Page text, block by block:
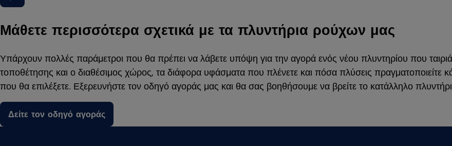
Μάθετε περισσότερα σχετικά με τα πλυντήρια ρούχων μας
Υπάρχουν πολλές παράμετροι που θα πρέπει να λάβετε υπόψη για την αγορά ενός νέου πλυντηρίου που
τοποθέτησης και ο διαθέσιμος χώρος, τα διάφορα υφάσματα που πλένετε και πόσα πλύσεις
που θα επιλέξετε. Εξερευνήστε τον οδηγό αγοράς μας και θα σας βοηθήσουμε να βρείτε το κατάλληλο
Δείτε τον οδηγό αγοράς